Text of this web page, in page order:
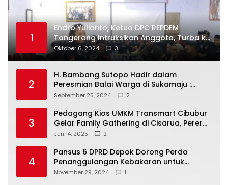
1
Endro Yulianto, Ketua DPC REPDEM
Tangerang Intruksikan Anggota, Turba ke
Masyarakat Dan Jalani Apa Yang di
Putuskan RAKERCABSUS
Oktober 6, 2024 3
2
H. Bambang Sutopo Hadir dalam
Peresmian Balai Warga di Sukamaju :
Wadah Baru untuk Kolaborasi dan
September 25, 2024 2
3
Pedagang Kios UMKM Transmart Cibubur
Gelar Family Gathering di Cisarua, Pererat
Silaturahmi dan Kekompakan
Juni 4, 2025 2
4
Pansus 6 DPRD Depok Dorong Perda
Penanggulangan Kebakaran untuk
Keselamatan Warga
November 29, 2024 1